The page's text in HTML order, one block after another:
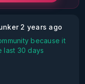
2 years ago
because it
last 30 days